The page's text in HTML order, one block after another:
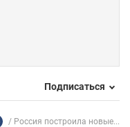
Подписаться
Россия построила новые...